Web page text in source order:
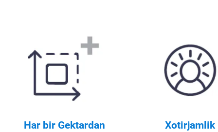
Har bir Gektardan
Xotirjamlik